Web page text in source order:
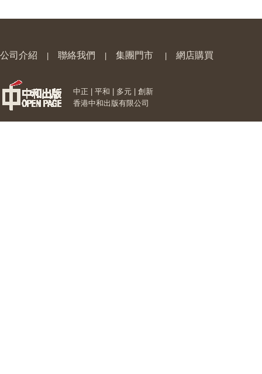
公司介紹 聯絡我們 集團門市 網店購買
中正 | 平和 | 多元 | 創新
香港中和出版有限公司